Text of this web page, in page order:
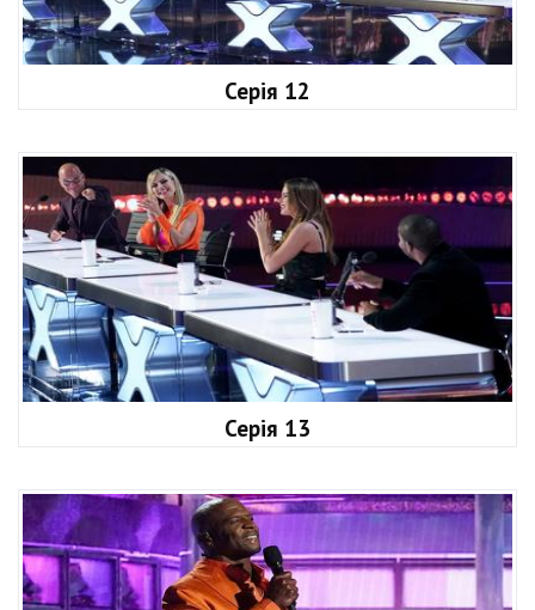
Серія 12
Серія 13